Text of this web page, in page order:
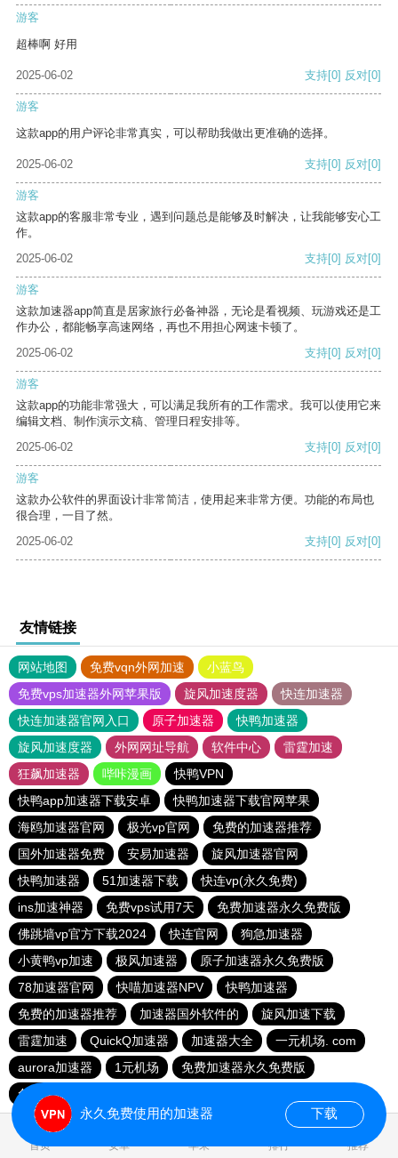
游客
超棒啊 好用
2025-06-02 支持[0] 反对[0]
游客
这款app的用户评论非常真实，可以帮助我做出更准确的选择。
2025-06-02 支持[0] 反对[0]
游客
这款app的客服非常专业，遇到问题总是能够及时解决，让我能够安心工
作。
2025-06-02
支持[0] 反对[0]
游客
这款加速器app简直是居家旅行必备神器，无论是看视频、玩游戏还是工
作办公，都能畅享高速网络，再也不用担心网速卡顿了。
2025-06-02
支持[0] 反对[0]
游客
这款app的功能非常强大，可以满足我所有的工作需求。我可以使用它来
编辑文档、制作演示文稿、管理日程安排等。
2025-06-02
支持[0] 反对[0]
游客
这款办公软件的界面设计非常简洁，使用起来非常方便。功能的布局也
很合理，一目了然。
2025-06-02
支持[0] 反对[0]
友情链接
网站地图 免费vqn外网加速
小蓝鸟
免费vps加速器外网苹果版
旋风加速度器
快连加速器
快连加速器官网入口
原子加速器
快鸭加速器
旋风加速度器
外网网址导航 软件中心
雷霆加速
狂飙加速器
哔咔漫画
快鸭VPN
快鸭app加速器下载安卓
快鸭加速器下载官网苹果
海鸥加速器官网
极光vp官网
免费的加速器推荐
国外加速器免费
安易加速器
旋风加速器官网
快鸭加速器
51加速器下载
快连vp(永久免费)
ins加速神器
免费vps试用7天
免费加速器永久免费版
佛跳墙vp官方下载2024
快连官网
狗急加速器
小黄鸭vp加速
极风加速器
原子加速器永久免费版
78加速器官网
快喵加速器NPV
快鸭加速器
免费的加速器推荐
加速器国外软件的
旋风加速下载
雷霆加速
QuickQ加速器 加速器大全
一元机场. com
aurora加速器
1元机场
免费加速器永久免费版
免费加速器永久免费版
首页 安卓 苹果 排行 推荐
永久免费使用的加速器 下载
0.025521s